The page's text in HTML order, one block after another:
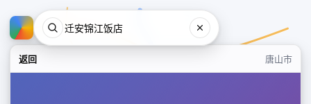
返回 唐山市